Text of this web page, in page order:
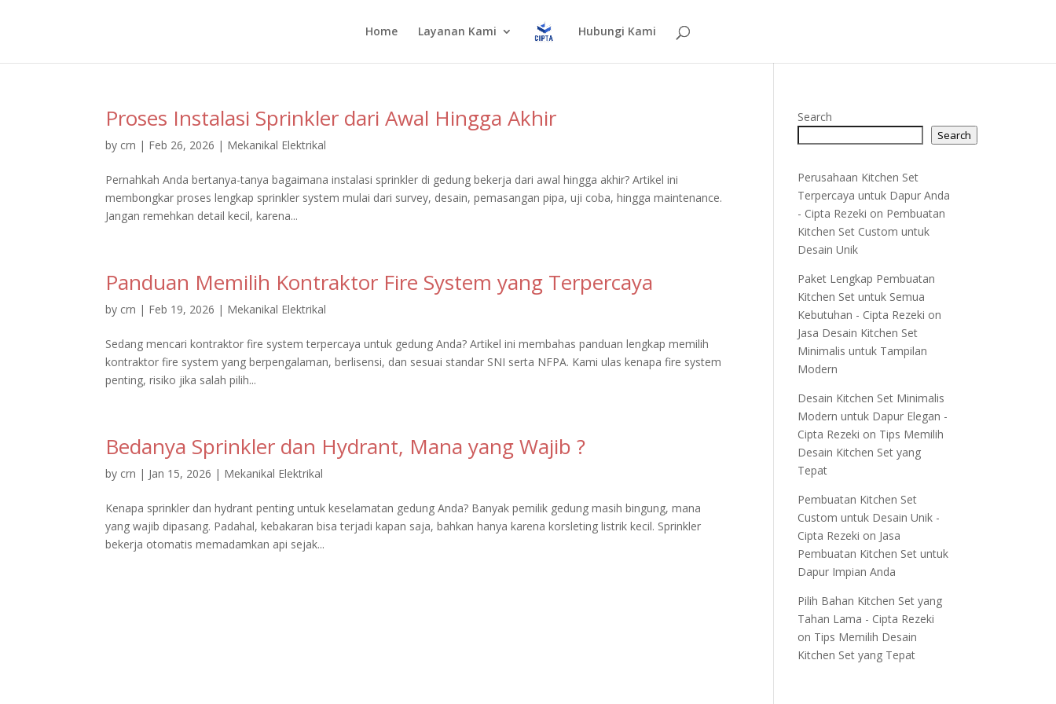
Home Layanan Kami Hubungi Kami
Proses Instalasi Sprinkler dari Awal Hingga Akhir
by crn | Feb 26, 2026 | Mekanikal Elektrikal
Pernahkah Anda bertanya-tanya bagaimana instalasi sprinkler di gedung bekerja dari awal hingga akhir? Artikel ini
membongkar proses lengkap sprinkler system mulai dari survey, desain, pemasangan pipa, uji coba, hingga maintenance.
Jangan remehkan detail kecil, karena...
Panduan Memilih Kontraktor Fire System yang Terpercaya
by crn | Feb 19, 2026 | Mekanikal Elektrikal
Sedang mencari kontraktor fire system terpercaya untuk gedung Anda? Artikel ini membahas panduan lengkap memilih
kontraktor fire system yang berpengalaman, berlisensi, dan sesuai standar SNI serta NFPA. Kami ulas kenapa fire system
penting, risiko jika salah pilih...
Bedanya Sprinkler dan Hydrant, Mana yang Wajib ?
by crn | Jan 15, 2026 | Mekanikal Elektrikal
Kenapa sprinkler dan hydrant penting untuk keselamatan gedung Anda? Banyak pemilik gedung masih bingung, mana
yang wajib dipasang. Padahal, kebakaran bisa terjadi kapan saja, bahkan hanya karena korsleting listrik kecil. Sprinkler
bekerja otomatis memadamkan api sejak...
Search
Search
Perusahaan Kitchen Set
Terpercaya untuk Dapur Anda
- Cipta Rezeki on Pembuatan
Kitchen Set Custom untuk
Desain Unik
Paket Lengkap Pembuatan
Kitchen Set untuk Semua
Kebutuhan - Cipta Rezeki on
Jasa Desain Kitchen Set
Minimalis untuk Tampilan
Modern
Desain Kitchen Set Minimalis
Modern untuk Dapur Elegan -
Cipta Rezeki on Tips Memilih
Desain Kitchen Set yang
Tepat
Pembuatan Kitchen Set
Custom untuk Desain Unik -
Cipta Rezeki on Jasa
Pembuatan Kitchen Set untuk
Dapur Impian Anda
Pilih Bahan Kitchen Set yang
Tahan Lama - Cipta Rezeki
on Tips Memilih Desain
Kitchen Set yang Tepat